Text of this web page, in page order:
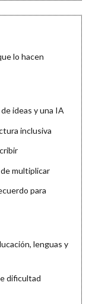
lo hacen
ideas y una IA
inclusiva
multiplicar
para
lenguas y
dificultad